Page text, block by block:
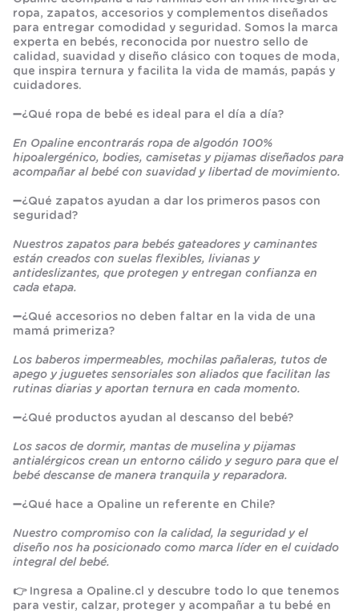
ropa, zapatos, accesorios y complementos diseñados
para entregar comodidad y seguridad. Somos la marca
experta en bebés, reconocida por nuestro sello de
calidad, suavidad y diseño clásico con toques de moda,
que inspira ternura y facilita la vida de mamás, papás y
cuidadores.
➖¿Qué ropa de bebé es ideal para el día a día?
En Opaline encontrarás ropa de algodón 100%
hipoalergénico, bodies, camisetas y pijamas diseñados para
acompañar al bebé con suavidad y libertad de movimiento.
➖¿Qué zapatos ayudan a dar los primeros pasos con
seguridad?
Nuestros zapatos para bebés gateadores y caminantes
están creados con suelas flexibles, livianas y
antideslizantes, que protegen y entregan confianza en
cada etapa.
➖¿Qué accesorios no deben faltar en la vida de una
mamá primeriza?
Los baberos impermeables, mochilas pañaleras, tutos de
apego y juguetes sensoriales son aliados que facilitan las
rutinas diarias y aportan ternura en cada momento.
➖¿Qué productos ayudan al descanso del bebé?
Los sacos de dormir, mantas de muselina y pijamas
antialérgicos crean un entorno cálido y seguro para que el
bebé descanse de manera tranquila y reparadora.
➖¿Qué hace a Opaline un referente en Chile?
Nuestro compromiso con la calidad, la seguridad y el
diseño nos ha posicionado como marca líder en el cuidado
integral del bebé.
👉 Ingresa a Opaline.cl y descubre todo lo que tenemos
para vestir, calzar, proteger y acompañar a tu bebé en